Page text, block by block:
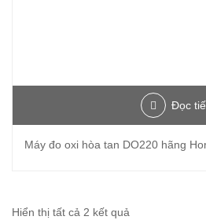
Đọc
Máy đo oxi hòa tan DO220 hãng
Hiển thị tất cả 2 kết quả